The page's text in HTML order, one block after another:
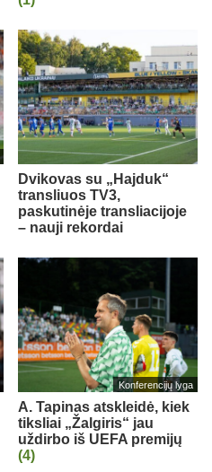
Dvikovas su „Hajduk“
transliuos TV3,
paskutinėje transliacijoje
– nauji rekordai
Konferencijų lyga
A. Tapinas atskleidė, kiek
tiksliai „Žalgiris“ jau
uždirbo iš UEFA premijų
(4)